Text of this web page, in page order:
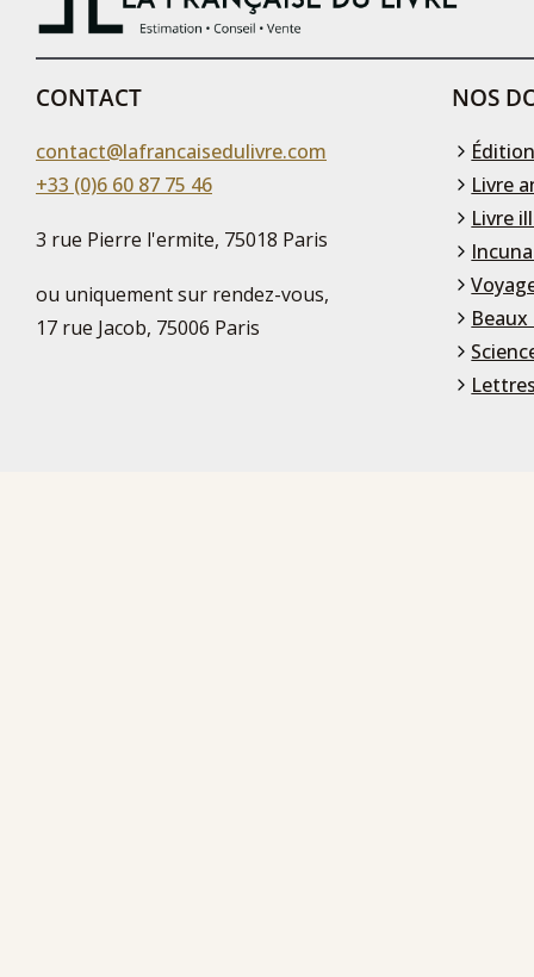
CONTACT
contact@lafrancaisedulivre.com
+33 (0)6 60 87 75 46
3 rue Pierre l'ermite, 75018 Paris
ou uniquement sur rendez-vous,
17 rue Jacob, 75006 Paris
NOS
Livre
Livre